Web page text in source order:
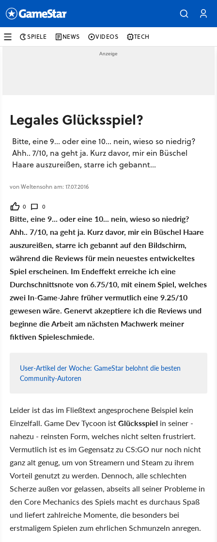
SPIELE NEWS VIDEOS TECH
Legales Glücksspiel?
Bitte, eine 9... oder eine 10... nein, wieso so niedrig?
Ahh.. 7/10, na geht ja. Kurz davor, mir ein Büschel
Haare auszureißen, starre ich gebannt...
von Weltensohn am: 17.07.2016
0 0
Bitte, eine 9... oder eine 10... nein, wieso so niedrig?
Ahh.. 7/10, na geht ja. Kurz davor, mir ein Büschel Haare
auszureißen, starre ich gebannt auf den Bildschirm,
während die Reviews für mein neuestes entwickeltes
Spiel erscheinen. Im Endeffekt erreiche ich eine
Durchschnittsnote von 6.75/10, mit einem Spiel, welches
zwei In-Game-Jahre früher vermutlich eine 9.25/10
gewesen wäre. Genervt akzeptiere ich die Reviews und
beginne die Arbeit am nächsten Machwerk meiner
fiktiven Spieleschmiede.
User-Artikel der Woche: GameStar belohnt die besten
Community-Autoren
Leider ist das im Fließtext angesprochene Beispiel kein
Einzelfall. Game Dev Tycoon istGlücksspiel in seiner -
nahezu - reinsten Form, welches nicht selten frustriert.
Vermutlich ist es im Gegensatz zu CS:GO nur noch nicht
ganz alt genug, um von Streamern und Steam zu ihrem
Vorteil genutzt zu werden. Dennoch, alle schlechten
Scherze außen vor gelassen, abseits all seiner Probleme in
den Core Mechanics des Spiels macht es durchaus Spaß
und liefert zahlreiche Momente, die besonders bei
erstmaligem Spielen zum ehrlichen Schmunzeln anregen.